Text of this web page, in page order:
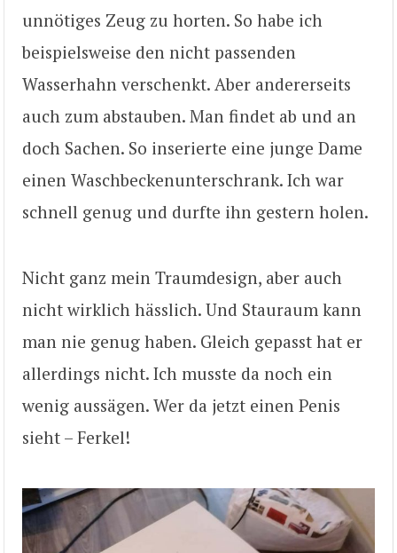
unnötiges Zeug zu horten. So habe ich
beispielsweise den nicht passenden
Wasserhahn verschenkt. Aber andererseits
auch zum abstauben. Man findet ab und an
doch Sachen. So inserierte eine junge Dame
einen Waschbeckenunterschrank. Ich war
schnell genug und durfte ihn gestern holen.
Nicht ganz mein Traumdesign, aber auch
nicht wirklich hässlich. Und Stauraum kann
man nie genug haben. Gleich gepasst hat er
allerdings nicht. Ich musste da noch ein
wenig aussägen. Wer da jetzt einen Penis
sieht – Ferkel!